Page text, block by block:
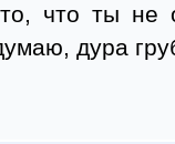
что ты не
дура